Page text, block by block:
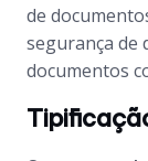
de
segurança de
documentos